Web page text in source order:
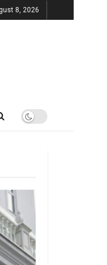
8, 2026